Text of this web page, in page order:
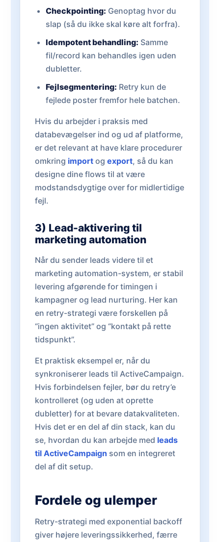
Checkpointing: Genoptag hvor du
slap (så du ikke skal køre alt forfra).
Idempotent behandling: Samme
fil/record kan behandles igen uden
dubletter.
Fejlsegmentering: Retry kun de
fejlede poster fremfor hele batchen.
Hvis du arbejder i praksis med
databevægelser ind og ud af platforme,
er det relevant at have klare procedurer
omkring import og export, så du kan
designe dine flows til at være
modstandsdygtige over for midlertidige
fejl.
3) Lead-aktivering til
marketing automation
Når du sender leads videre til et
marketing automation-system, er stabil
levering afgørende for timingen i
kampagner og lead nurturing. Her kan
en retry-strategi være forskellen på
“ingen aktivitet” og “kontakt på rette
tidspunkt”.
Et praktisk eksempel er, når du
synkroniserer leads til ActiveCampaign.
Hvis forbindelsen fejler, bør du retry’e
kontrolleret (og uden at oprette
dubletter) for at bevare datakvaliteten.
Hvis det er en del af din stack, kan du
se, hvordan du kan arbejde med leads
til ActiveCampaign som en integreret
del af dit setup.
Fordele og ulemper
Retry-strategi med exponential backoff
giver højere leveringssikkerhed, færre